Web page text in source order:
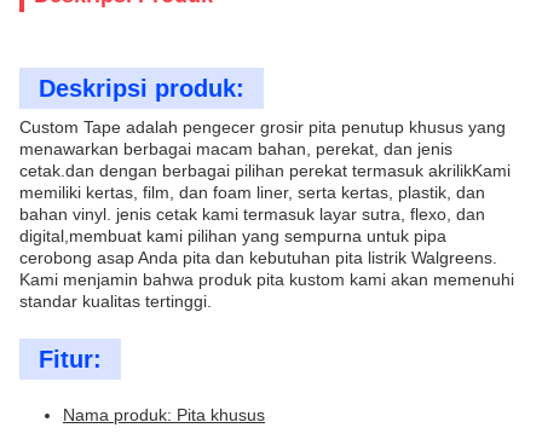
Deskripsi produk:
Custom Tape adalah pengecer grosir pita penutup khusus yang
menawarkan berbagai macam bahan, perekat, dan jenis
cetak.dan dengan berbagai pilihan perekat termasuk akrilikKami
memiliki kertas, film, dan foam liner, serta kertas, plastik, dan
bahan vinyl. jenis cetak kami termasuk layar sutra, flexo, dan
digital,membuat kami pilihan yang sempurna untuk pipa
cerobong asap Anda pita dan kebutuhan pita listrik Walgreens.
Kami menjamin bahwa produk pita kustom kami akan memenuhi
standar kualitas tertinggi.
Fitur:
Nama produk: Pita khusus